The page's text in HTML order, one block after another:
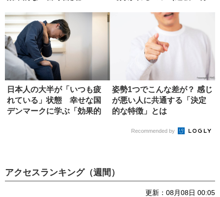
日本人の大半が「いつも疲
れている」状態 幸せな国
デンマークに学ぶ「効果的
姿勢1つでこんな差が？ 感じ
が悪い人に共通する「決定
的な特徴」とは
Recommended by
アクセスランキング（週間）
更新：08月08日 00:05